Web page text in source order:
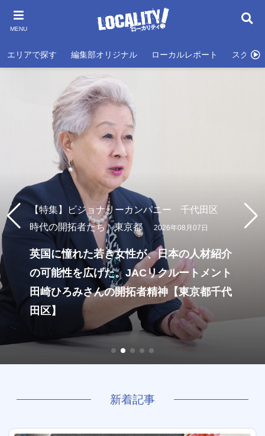
MENU
エリアで探す 編集部オリジナル ローカルレポート スクール
【特集】ビジョナリーカンパニー
千代田区
時代の開拓者たち
東京都 2026年08月07日
英国に憧れた若き女性が、日本の人材紹介
の可能性を広げた。JACリクルートメント
田崎ひろみさんの開拓者精神【東京都千代
田区】
新着記事